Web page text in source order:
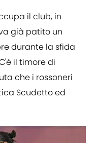
il club, in
già patito un
durante la sfida
il timore di
che i rossoneri
Scudetto ed